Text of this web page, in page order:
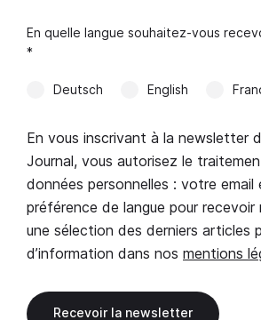
En quelle langue souhaitez-vous
*
Deutsch English
En vous inscrivant à la newsletter
Journal, vous autorisez le
données personnelles : votre
préférence de langue pour recevoir
une sélection des derniers articles
d’information dans nos mentions